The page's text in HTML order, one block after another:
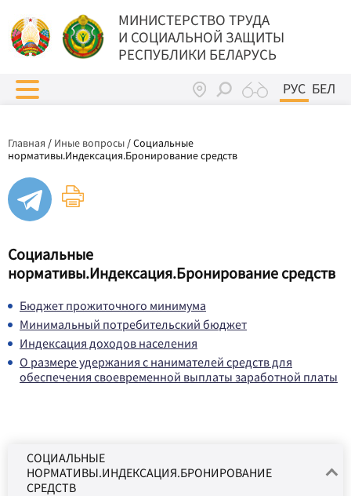
МИНИСТЕРСТВО ТРУДА
И СОЦИАЛЬНОЙ ЗАЩИТЫ
РЕСПУБЛИКИ БЕЛАРУСЬ
РУС БЕЛ
Главная / Иные вопросы /Социальные
нормативы.Индексация.Бронирование средств
Социальные
нормативы.Индексация.Бронирование средств
Бюджет прожиточного минимума
Минимальный потребительский бюджет
Индексация доходов населения
О размере удержания с нанимателей средств для
обеспечения своевременной выплаты заработной платы
СОЦИАЛЬНЫЕ
НОРМАТИВЫ.ИНДЕКСАЦИЯ.БРОНИРОВАНИЕ
СРЕДСТВ